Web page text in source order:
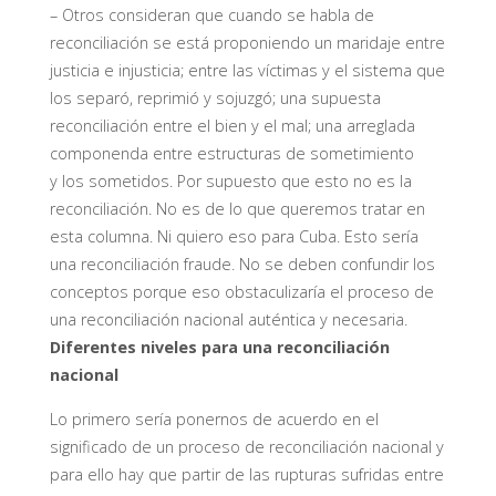
– Otros consideran que cuando se habla de
reconciliación se está proponiendo un maridaje entre
justicia e injusticia; entre las víctimas y el sistema que
los separó, reprimió y sojuzgó; una supuesta
reconciliación entre el bien y el mal; una arreglada
componenda entre estructuras de sometimiento
y los sometidos. Por supuesto que esto no es la
reconciliación. No es de lo que queremos tratar en
esta columna. Ni quiero eso para Cuba. Esto sería
una reconciliación fraude. No se deben confundir los
conceptos porque eso obstaculizaría el proceso de
una reconciliación nacional auténtica y necesaria.
Diferentes niveles para una reconciliación
nacional
Lo primero sería ponernos de acuerdo en el
significado de un proceso de reconciliación nacional y
para ello hay que partir de las rupturas sufridas entre